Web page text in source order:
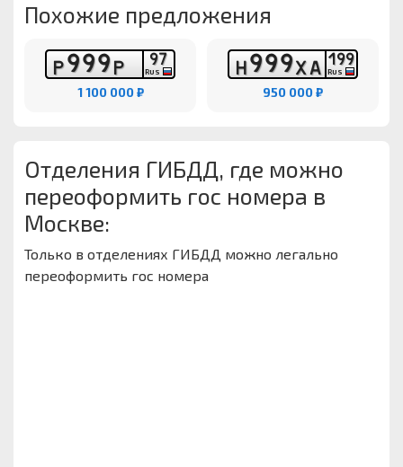
Похожие предложения
Р999Р 97
RUS
1 100 000 ₽
Н999ХА 199
RUS
950 000 ₽
Отделения ГИБДД, где можно
переоформить гос номера в
Москве:
Только в отделениях ГИБДД можно легально
переоформить гос номера